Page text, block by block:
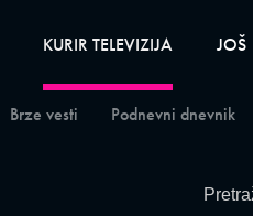
KURIR TELEVIZIJA
Brze vesti Podnevni dnevnik
JOŠ